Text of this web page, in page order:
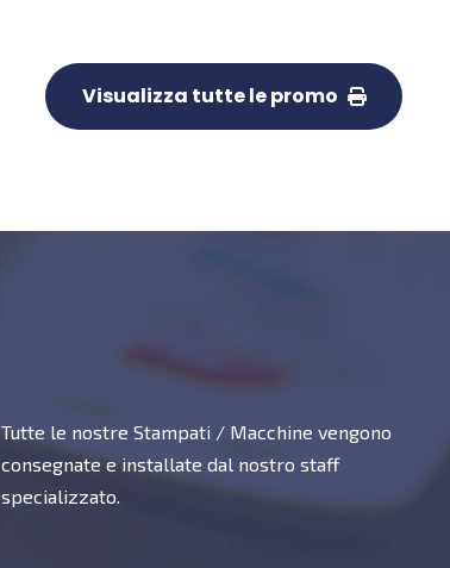
Visualizza tutte le promo
Tutte le nostre Stampati / Macchine vengono
consegnate e installate dal nostro staff
specializzato.